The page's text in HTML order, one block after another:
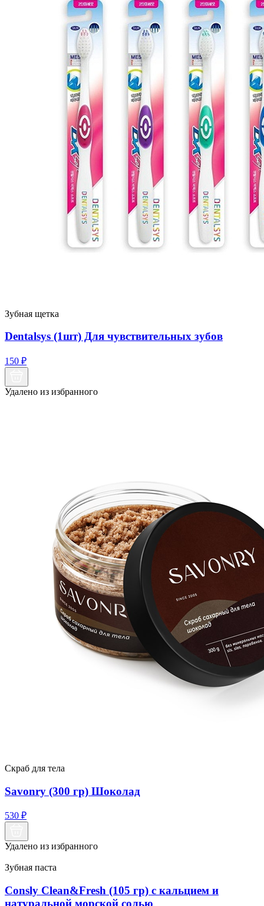
Зубная щетка
Dentalsys (1шт) Для чувствительных зубов
150 ₽
Удалено из избранного
Скраб для тела
Savonry (300 гр) Шоколад
530 ₽
Удалено из избранного
Зубная паста
Consly Clean&Fresh (105 гр) с кальцием и
натуральной морской солью